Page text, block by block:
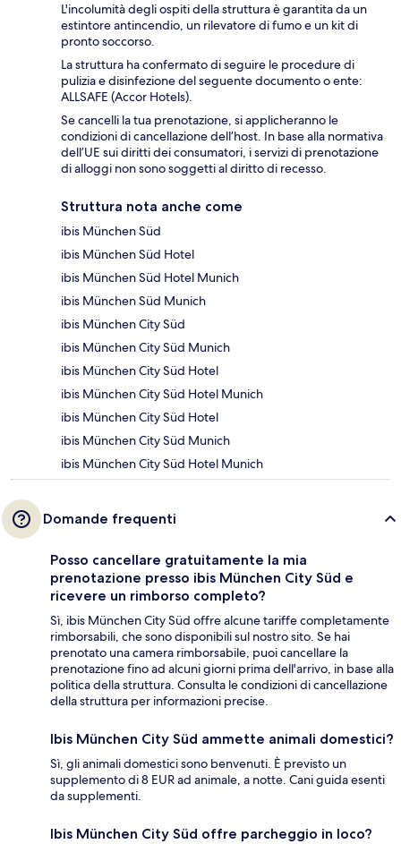
L'incolumità degli ospiti della struttura è garantita da un
estintore antincendio, un rilevatore di fumo e un kit di
pronto soccorso.
La struttura ha confermato di seguire le procedure di
pulizia e disinfezione del seguente documento o ente:
ALLSAFE (Accor Hotels).
Se cancelli la tua prenotazione, si applicheranno le
condizioni di cancellazione dell’host. In base alla normativa
dell’UE sui diritti dei consumatori, i servizi di prenotazione
di alloggi non sono soggetti al diritto di recesso.
Struttura nota anche come
ibis München Süd
ibis München Süd Hotel
ibis München Süd Hotel Munich
ibis München Süd Munich
ibis München City Süd
ibis München City Süd Munich
ibis München City Süd Hotel
ibis München City Süd Hotel Munich
ibis München City Süd Hotel
ibis München City Süd Munich
ibis München City Süd Hotel Munich
Domande frequenti
Posso cancellare gratuitamente la mia
prenotazione presso ibis München City Süd e
ricevere un rimborso completo?
Sì, ibis München City Süd offre alcune tariffe completamente
rimborsabili, che sono disponibili sul nostro sito. Se hai
prenotato una camera rimborsabile, puoi cancellare la
prenotazione fino ad alcuni giorni prima dell'arrivo, in base alla
politica della struttura. Consulta le condizioni di cancellazione
della struttura per informazioni precise.
Ibis München City Süd ammette animali domestici?
Sì, gli animali domestici sono benvenuti. È previsto un
supplemento di 8 EUR ad animale, a notte. Cani guida esenti
da supplementi.
Ibis München City Süd offre parcheggio in loco?